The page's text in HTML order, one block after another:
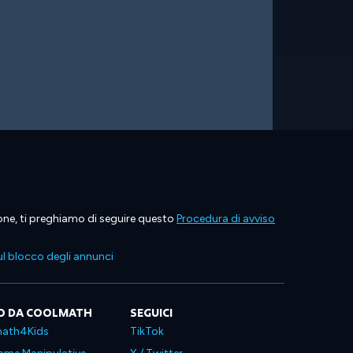
ti preghiamo di seguire questo Procedura di avviso
blocco degli annunci
DA COOLMATH SEGUICI
TikTok